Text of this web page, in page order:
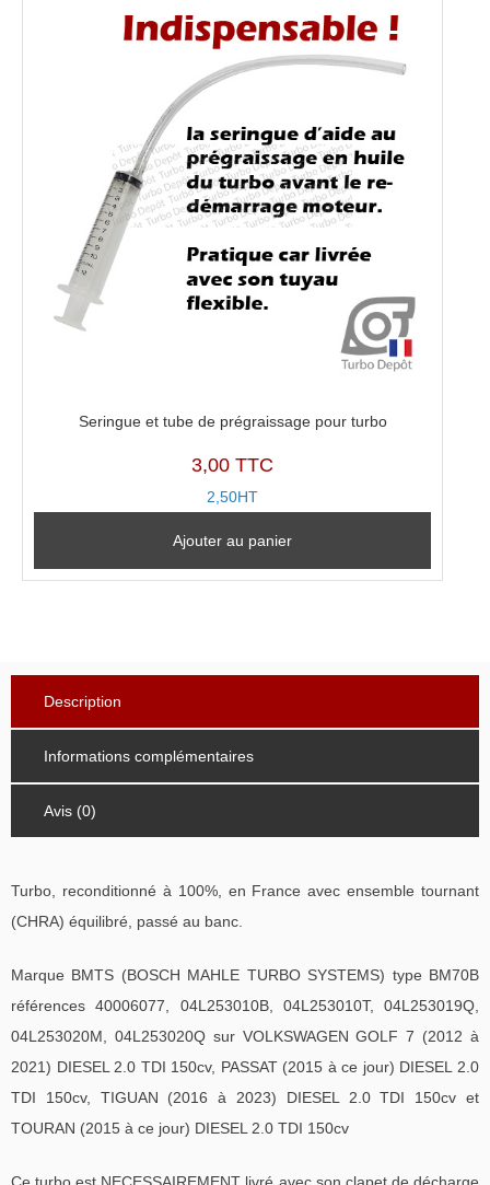
Seringue et tube de prégraissage pour turbo
3,00 TTC
2,50HT
Ajouter au panier
Description
Informations complémentaires
Avis (0)
Turbo, reconditionné à 100%, en France avec ensemble tournant
(CHRA) équilibré, passé au banc.
Marque BMTS (BOSCH MAHLE TURBO SYSTEMS) type BM70B
références 40006077, 04L253010B, 04L253010T, 04L253019Q,
04L253020M, 04L253020Q sur VOLKSWAGEN GOLF 7 (2012 à
2021) DIESEL 2.0 TDI 150cv, PASSAT (2015 à ce jour) DIESEL 2.0
TDI 150cv, TIGUAN (2016 à 2023) DIESEL 2.0 TDI 150cv et
TOURAN (2015 à ce jour) DIESEL 2.0 TDI 150cv